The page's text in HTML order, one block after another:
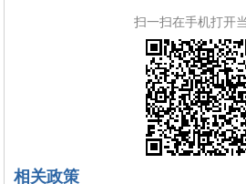
扫一扫在手机打开
相关政策